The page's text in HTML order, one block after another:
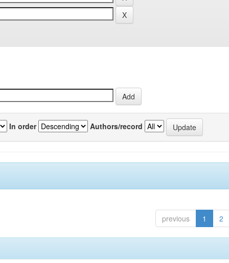
In order Authors/record
previous 1 2